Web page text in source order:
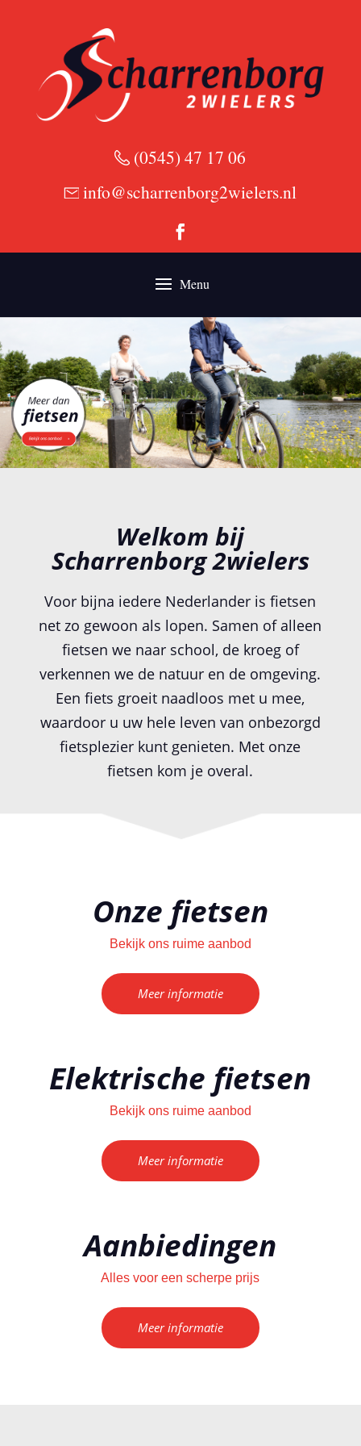
(0545) 47 17 06
info@scharrenborg2wielers.nl
Welkom bij
Scharrenborg 2wielers
Voor bijna iedere Nederlander is fietsen
net zo gewoon als lopen. Samen of alleen
fietsen we naar school, de kroeg of
verkennen we de natuur en de omgeving.
Een fiets groeit naadloos met u mee,
waardoor u uw hele leven van onbezorgd
fietsplezier kunt genieten. Met onze
fietsen kom je overal.
Onze fietsen
Bekijk ons ruime aanbod
Meer informatie
Elektrische fietsen
Bekijk ons ruime aanbod
Meer informatie
Aanbiedingen
Alles voor een scherpe prijs
Meer informatie